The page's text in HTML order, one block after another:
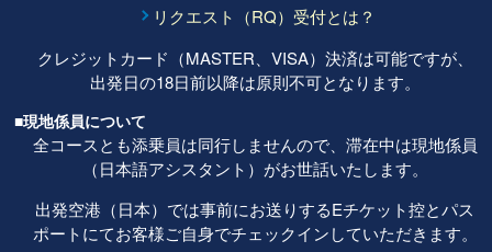
リクエスト（RQ）受付とは？
クレジットカード（MASTER、VISA）決済は可能ですが、
出発日の18日前以降は原則不可となります。
■現地係員について
全コースとも添乗員は同行しませんので、滞在中は現地係員
（日本語アシスタント）がお世話いたします。
出発空港（日本）では事前にお送りするEチケット控とパス
ポートにてお客様ご自身でチェックインしていただきます。